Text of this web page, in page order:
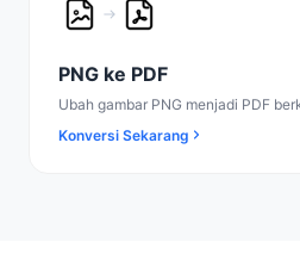
PNG ke PDF
Ubah gambar PNG menjadi PDF
Konversi Sekarang